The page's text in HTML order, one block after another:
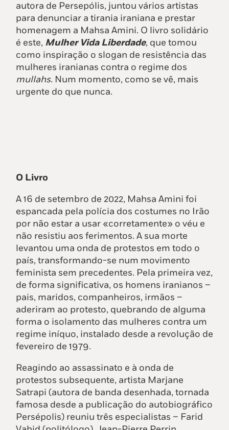
autora de Persepólis, juntou vários artistas
para denunciar a tirania iraniana e prestar
homenagem a Mahsa Amini. O livro solidário
é este, Mulher Vida Liberdade, que tomou
como inspiração o slogan de resistência das
mulheres iranianas contra o regime dos
mullahs. Num momento, como se vê, mais
urgente do que nunca.
O Livro
A 16 de setembro de 2022, Mahsa Amini foi
espancada pela polícia dos costumes no Irão
por não estar a usar «corretamente» o véu e
não resistiu aos ferimentos. A sua morte
levantou uma onda de protestos em todo o
país, transformando-se num movimento
feminista sem precedentes. Pela primeira vez,
de forma significativa, os homens iranianos –
pais, maridos, companheiros, irmãos –
aderiram ao protesto, quebrando de alguma
forma o isolamento das mulheres contra um
regime iníquo, instalado desde a revolução de
fevereiro de 1979.
Reagindo ao assassinato e à onda de
protestos subsequente, artista Marjane
Satrapi (autora de banda desenhada, tornada
famosa desde a publicação do autobiográfico
Persépolis) reuniu três especialistas – Farid